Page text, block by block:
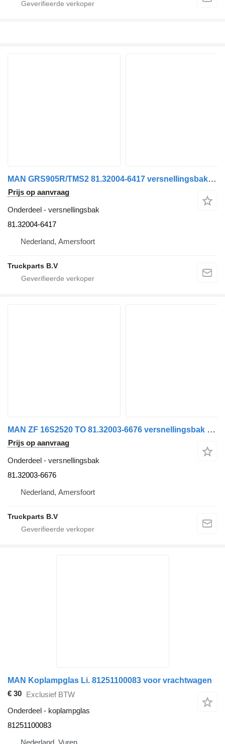
MAN GRS905R/TMS2 81.32004-6417 versnellingsbak voor MAN TGS/TGX vrachtwagen
Prijs op aanvraag
Onderdeel - versnellingsbak
81.32004-6417
Nederland, Amersfoort
Truckparts B.V
MAN ZF 16S2520 TO 81.32003-6676 versnellingsbak voor vrachtwagen
Prijs op aanvraag
Onderdeel - versnellingsbak
81.32003-6676
Nederland, Amersfoort
Truckparts B.V
MAN Koplampglas Li. 81251100083 voor vrachtwagen
€ 30 Exclusief BTW
Onderdeel - koplampglas
81251100083